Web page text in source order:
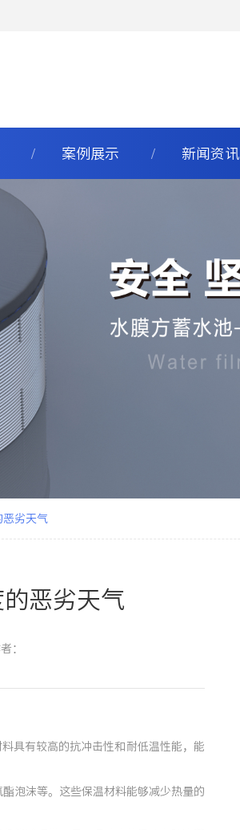
案例展示 新闻资讯
恶劣天气
恶劣天气
：
具有较高的抗冲击性和耐低温性能，能
泡沫等。这些保温材料能够减少热量的